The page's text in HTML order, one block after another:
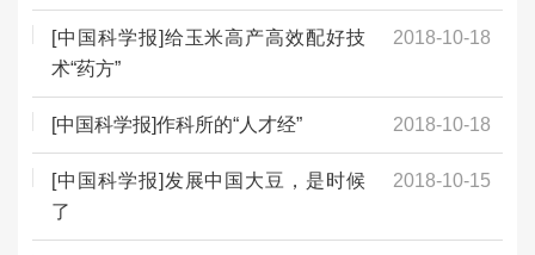
[中国科学报]给玉米高产高效配好技
术“药方”
2018-10-18
[中国科学报]作科所的“人才经” 2018-10-18
[中国科学报]发展中国大豆，是时候
了
2018-10-15